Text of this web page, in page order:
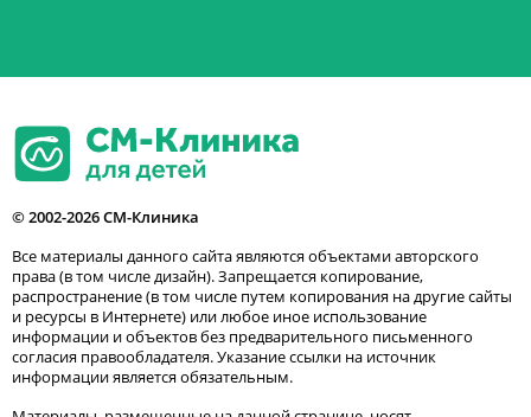
© 2002-2026 СМ-Клиника
Все материалы данного сайта являются объектами авторского
права (в том числе дизайн). Запрещается копирование,
распространение (в том числе путем копирования на другие сайты
и ресурсы в Интернете) или любое иное использование
информации и объектов без предварительного письменного
согласия правообладателя. Указание ссылки на источник
информации является обязательным.